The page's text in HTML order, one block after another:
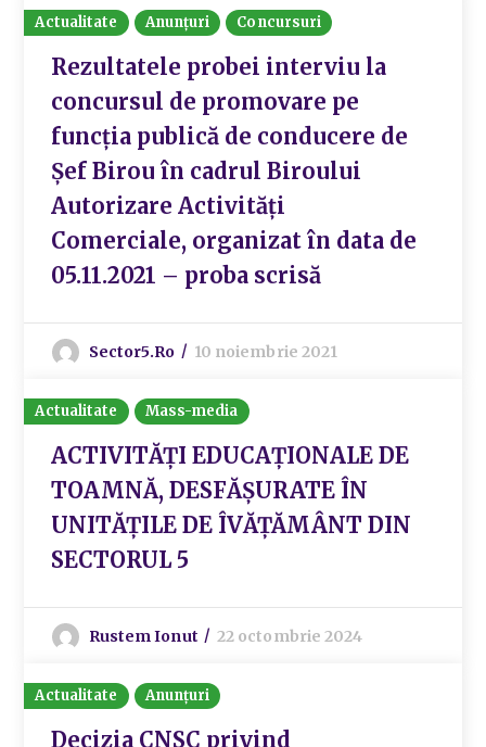
Actualitate Anunțuri Concursuri
Rezultatele probei interviu la
concursul de promovare pe
funcția publică de conducere de
Șef Birou în cadrul Biroului
Autorizare Activități
Comerciale, organizat în data de
05.11.2021 – proba scrisă
Sector5.ro 10 noiembrie 2021
Actualitate Mass-media
ACTIVITĂȚI EDUCAȚIONALE DE
TOAMNĂ, DESFĂȘURATE ÎN
UNITĂȚILE DE ÎVĂȚĂMÂNT DIN
SECTORUL 5
Rustem Ionut 22 octombrie 2024
Actualitate Anunțuri
Decizia CNSC privind